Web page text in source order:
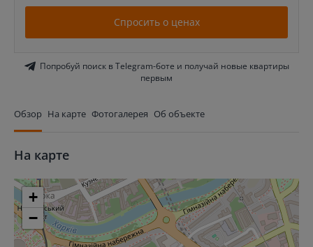
Спросить о ценах
Попробуй поиск в Telegram-боте и получай новые квартиры
первым
Обзор На карте Фотогалерея Об объекте
На карте
+
−